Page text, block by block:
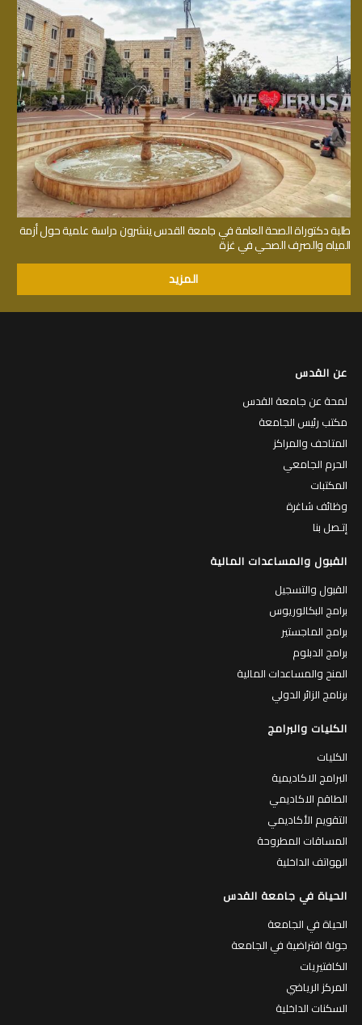
طلبة دكتوراة الصحة العامة في جامعة القدس ينشرون دراسة علمية حول أزمة
المياه والصرف الصحي في غزة
المزيد
عن القدس
لمحة عن جامعة القدس
مكتب رئيس الجامعة
المتاحف والمراكز
الحرم الجامعي
المكتبات
وظائف شاغرة
إتـصل بنا
القبول والمساعدات المالية
القبول والتسجيل
برامج البكالوريوس
برامج الماجستير
برامج الدبلوم
المنح والمساعدات المالية
برنامج الزائر الدولي
الكليات والبرامج
الكليات
البرامج الاكاديمية
الطاقم الاكاديمي
التقويم الأكاديمي
المساقات المطروحة
الهواتف الداخلية
الحياة في جامعة القدس
الحياة في الجامعة
جولة افتراضية في الجامعة
الكافتيريات
المركز الرياضي
السكنات الداخلية